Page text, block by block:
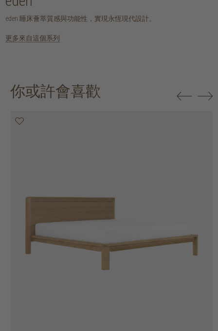
eden 睡床薈萃質感與功能性，實現永恆現代設計。
更多來自這個系列
你或許會喜歡